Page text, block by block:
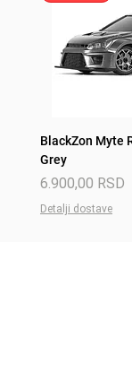
BlackZon Myte
Grey
Price
6.900,00 RSD
Detalji dostave